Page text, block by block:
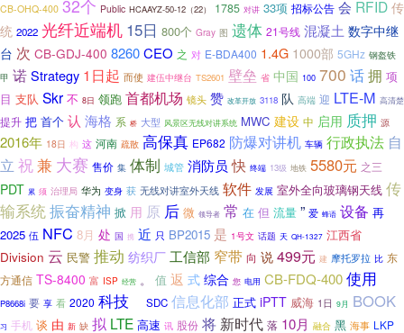
CB-OHQ-400 32个 Public HCAAYZ-50-12（22） 1785 对讲 33项 招标公告 会 RFID 传
统 2022 光纤近端机 15日 800个 Gray 图 遗体 21号线 混凝土 数字中继
台 次 CB-GDJ-400 8260CEO 之 对 E-BDA400 1.4G 1000部 5GHz 钢盔铁
甲 诺Strategy 1日起 而使 建伍中继台 TS2601 壁垒 省 中国 100 700 话拥 项
目 支队 Skr 不 8日 领跑 首都机场 镜头 赞 改革开放 3118 队 高端 迎 LTE-M 高清楚
提升 把 首个 认 海格 系 桥 大型 风景区无线对讲系统 MWC 建设 中 启用 质押 源
2016年 18日 构 这 河南 疏散 高保真 EP682 防爆对讲机 车辆 行政执法 自
立 祝兼 大赛 售价 集 体制 城管 消防员 快 终端 13级 地铁 5580元 之三
PDT 累 须 治理局 华为 变身 获 无线对讲室外天线 软件 发展 室外全向玻璃钢天线 传
输系统振奋精神 掀 用 原 后 微 领导者 常 在 但 流量 ” 爱 蜂语 设备 再
2025 伍 NFC 8月 处 国 携 近 只 BP2015 是 1号文 话题 天 QH-1327 江西省
Division 云 民警 推动 纺织厂 工信部 窄带 向 说 499元 建 摩托罗拉 比 东
方通信 TS-8400 富 ISP 经营 。 值 返 式 综合 您 电用 CB-FDQ-400使用
P8668i 要 享 看 2020 科技 SDC 信息化部 正式 iPTT 威海 1日 9月 BOOK
习 手机 谈 由 新 缺 拟 LTE 高速 讯 股份 将 新时代 落 10月 融合 黑 海事 LKP